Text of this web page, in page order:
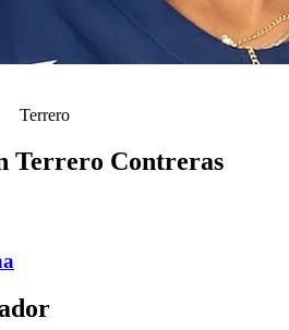
Terrero
Terrero Contreras